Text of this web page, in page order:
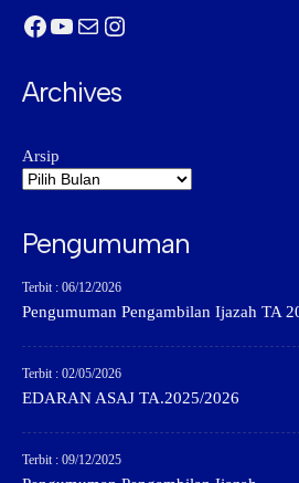
Facebook
YouTube
MailInstagram
Archives
Arsip
Pengumuman
Terbit : 06/12/2026
Pengumuman Pengambilan Ijazah TA
Terbit : 02/05/2026
EDARAN ASAJ TA.2025/2026
Terbit : 09/12/2025